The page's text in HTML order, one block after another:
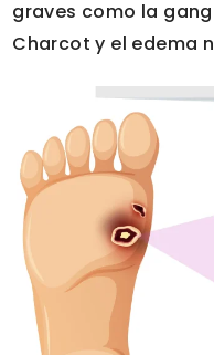
graves como la
Charcot y el edema